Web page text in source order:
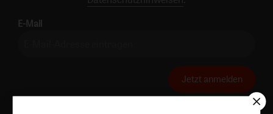
E-Mail
Jetzt anmelden